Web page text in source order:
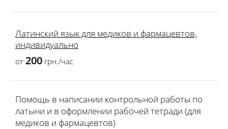
Латинский язык для медиков и фармацевтов,
индивидуально
от 200 грн./час
Помощь в написании контрольной работы по
латыни и в оформлении рабочей тетради (для
медиков и фармацевтов)